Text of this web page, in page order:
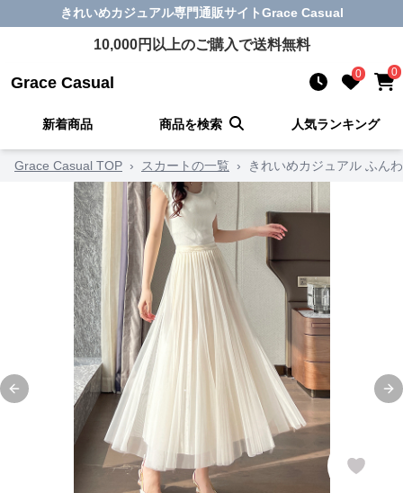
きれいめカジュアル専門通販サイトGrace Casual
10,000円以上のご購入で送料無料
Grace Casual 0 0
新着商品 商品を検索 人気ランキング
Grace Casual TOP › スカートの一覧 › きれいめカジュアル ふん
Previous slide